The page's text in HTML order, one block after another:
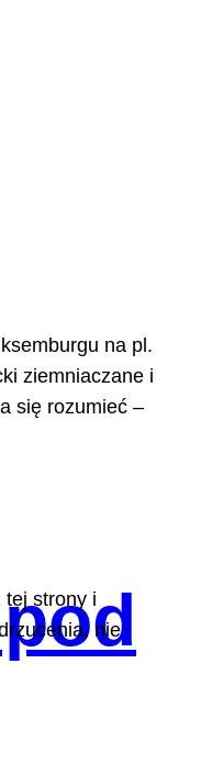
na pl.
ziemniaczane i
się rozumieć –
tej strony i
nie